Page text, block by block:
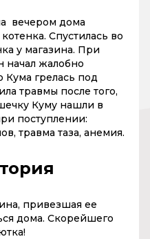
вечером дома
Спустилась во
у магазина. При
начал жалобно
Кума грелась под
травмы после того,
Куму нашли в
поступлении:
травма таза, анемия.
привезшая ее
дома. Скорейшего